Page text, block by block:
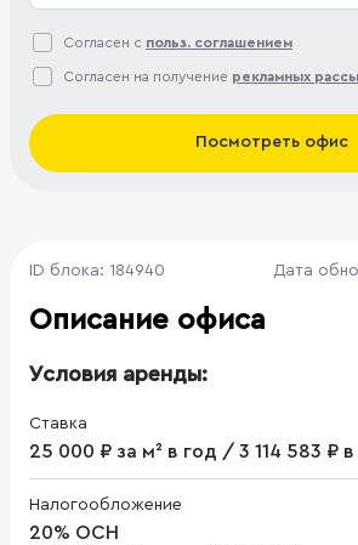
Согласен с польз. соглашением
Согласен на получение рекламных
Посмотреть офис
ID блока: 184940 Дата
Описание офиса
Условия аренды:
Ставка
25 000 ₽ за м² в год / 3 114 583 ₽
Налогообложение
20% ОСН